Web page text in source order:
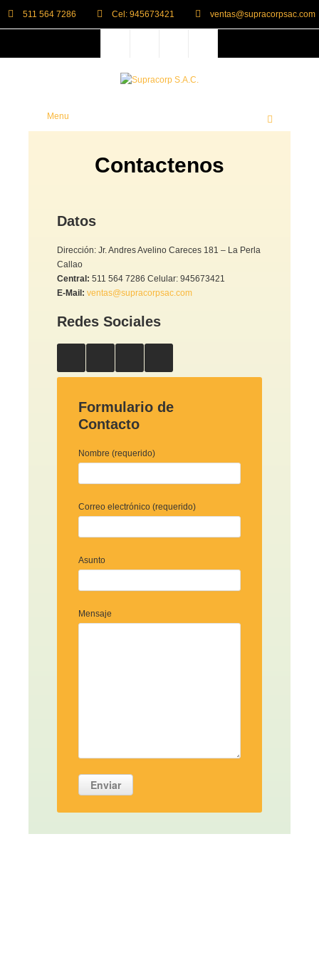
511 564 7286 Cel: 945673421 ventas@supracorpsac.com
Menu
Contactenos
Datos
Dirección: Jr. Andres Avelino Careces 181 – La Perla
Callao
Central: 511 564 7286 Celular: 945673421
E-Mail: ventas@supracorpsac.com
Redes Sociales
Formulario de
Contacto
Nombre (requerido)
Correo electrónico (requerido)
Asunto
Mensaje